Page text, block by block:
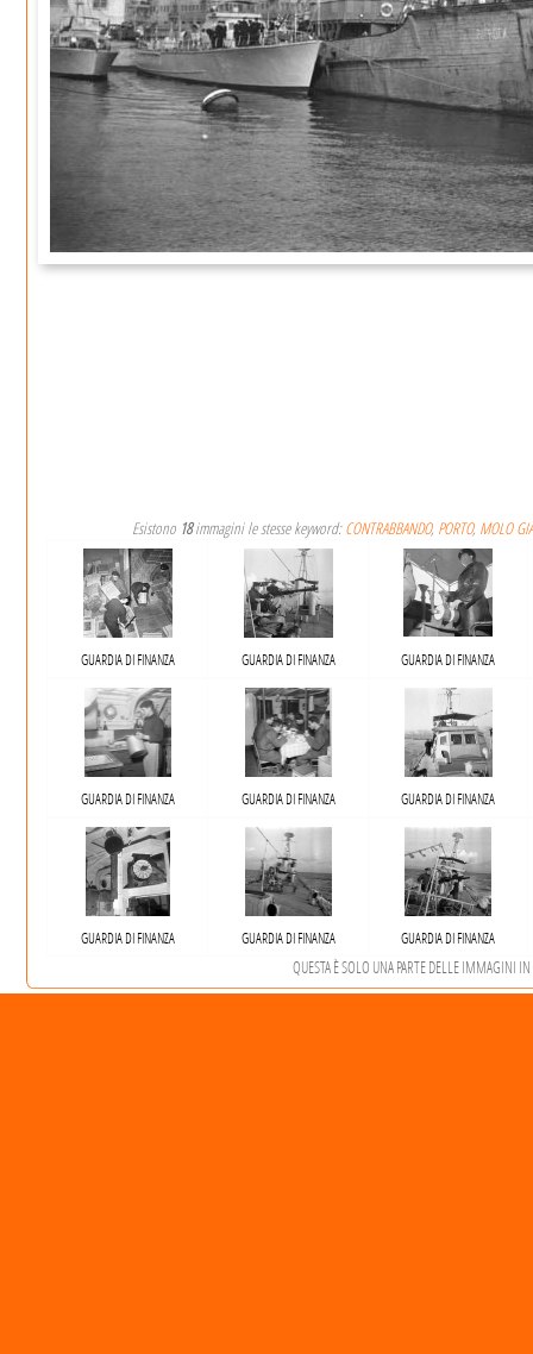
Esistono 18immagini le stesse keyword:CONTRABBANDO, PORTO, MOLO
GUARDIA DI FINANZA GUARDIA DI FINANZA GUARDIA DI FINANZA
GUARDIA DI FINANZA GUARDIA DI FINANZA GUARDIA DI FINANZA
GUARDIA DI FINANZA GUARDIA DI FINANZA GUARDIA DI FINANZA
QUESTA È SOLO UNA PARTE DELLE IMMAGINI